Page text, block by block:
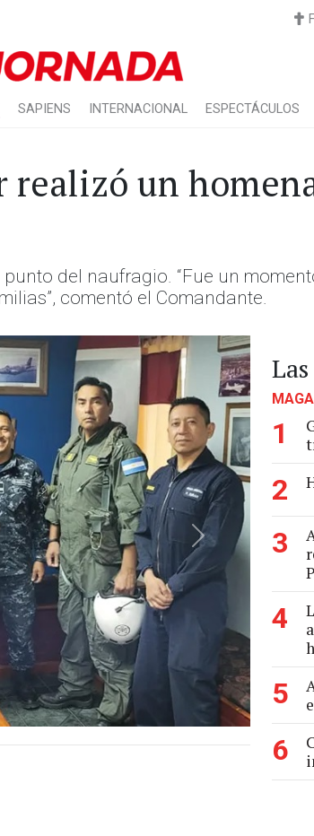
SAPIENS INTERNACIONAL ESPECTÁCULOS
realizó un
del naufragio. “Fue un
comentó el Comandante.
Siguiente
1
2
3
4
5
6